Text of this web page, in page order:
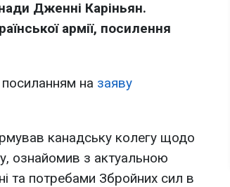
Дженні Каріньян.
армії, посилення
посиланням на заяву
канадську колегу щодо
ознайомив з актуальною
та потребами Збройних сил в